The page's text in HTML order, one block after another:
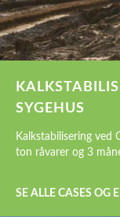
SYGEHUS
Kalkstabilisering ved
ton råvarer og 3
SE ALLE CASES OG